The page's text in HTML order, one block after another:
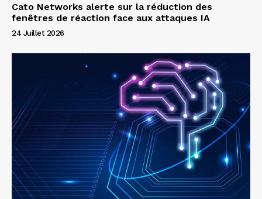
Cato Networks alerte sur la réduction des
fenêtres de réaction face aux attaques IA
24 Juillet 2026